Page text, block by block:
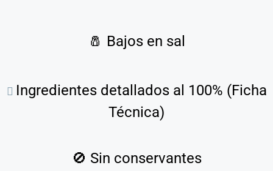
🧂 Bajos en sal
Ingredientes detallados al 100% (Ficha
Técnica)
🚫 Sin conservantes